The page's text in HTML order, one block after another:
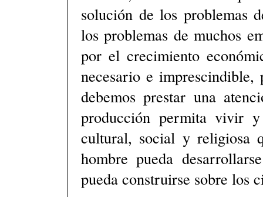
solución de los problemas
los problemas de muchos
por el crecimiento
necesario e
debemos prestar una
producción permita vivir
cultural, social y religiosa
hombre pueda
pueda construirse sobre los